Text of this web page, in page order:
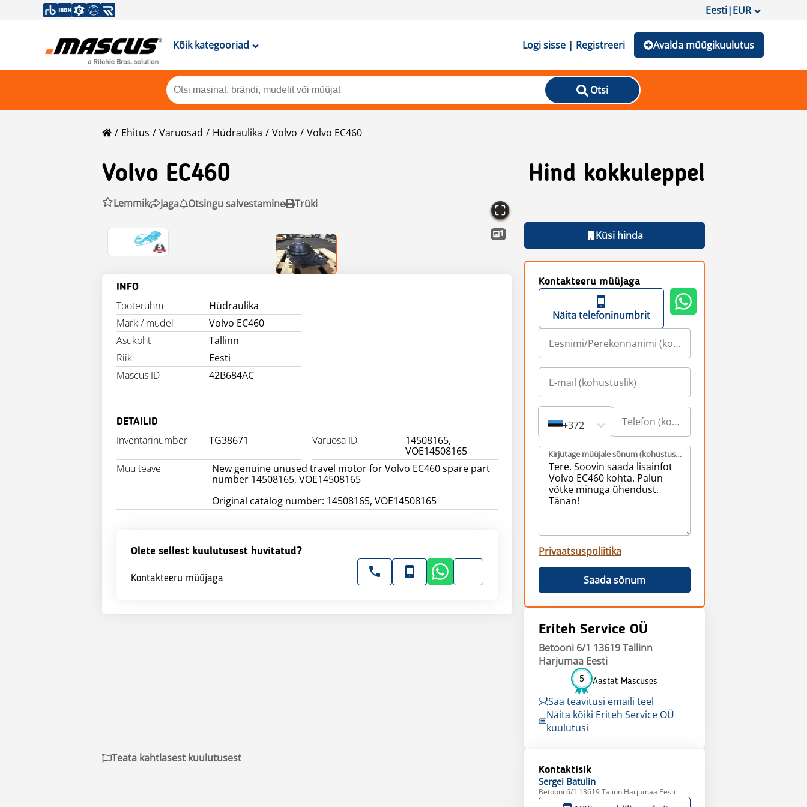
Eesti|EUR
Kõik kategooriad Logi sisse | Registreeri Avalda müügikuulutus
Otsi
Ehitus Varuosad Hüdraulika Volvo Volvo EC460
Volvo EC460 Hind kokkuleppel
Lemmik Jaga Otsingu salvestamine Trüki
1
INFO
Tooterühm
Hüdraulika
Mark / mudel
Volvo EC460
Asukoht
Tallinn
Riik
Eesti
Mascus ID
42B684AC
DETAILID
Inventarinumber TG38671 Varuosa ID
14508165,
VOE14508165
Muu teave
New genuine unused travel motor for Volvo EC460 spare part
number 14508165, VOE14508165
Original catalog number: 14508165, VOE14508165
Olete sellest kuulutusest huvitatud?
Kontakteeru müüjaga
Küsi hinda
Kontakteeru müüjaga
Näita telefoninumbrit
+372
Kirjutage müüjale sõnum (kohustuslik)
Privaatsuspoliitika
Saada sõnum
Eriteh Service OÜ
Betooni 6/1 13619 Tallinn
Harjumaa Eesti
5 Aastat Mascuses
Saa teavitusi emaili teel
Näita kõiki Eriteh Service OÜ
kuulutusi
Kontaktisik
Sergei Batulin
Betooni 6/1 13619 Talinn Harjumaa Eesti
Teata kahtlasest kuulutusest